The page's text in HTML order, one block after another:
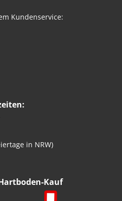
Kundenservice:
in NRW)
Kauf